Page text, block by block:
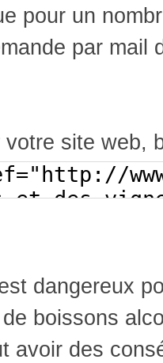
pour un
par mail
site web,
dangereux
boissons
avoir des